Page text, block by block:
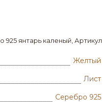
янтарь каленый, Артикул
Желтый
Лист
Серебро 925